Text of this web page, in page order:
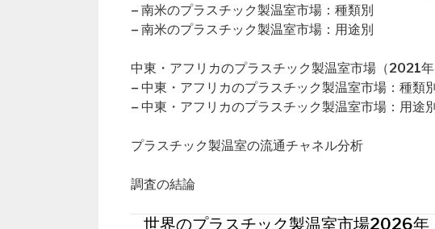
– 南米のプラスチック製温室市場：種類別
– 南米のプラスチック製温室市場：用途別
中東・アフリカのプラスチック製温室市場（2021年
– 中東・アフリカのプラスチック製温室市場：種類別
– 中東・アフリカのプラスチック製温室市場：用途別
プラスチック製温室の流通チャネル分析
調査の結論
世界のプラスチック製温室市場2026年